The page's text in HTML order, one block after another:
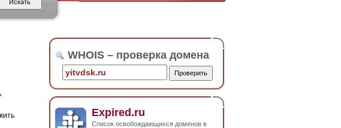
WHOIS – проверка домена
Expired.ru
Список освобождающихся доменов в